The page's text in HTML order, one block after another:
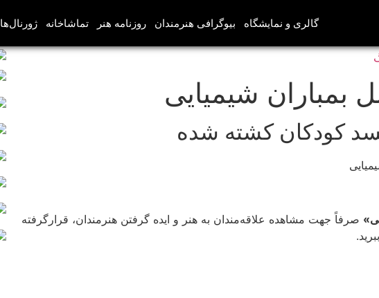
گالری و نمایشگاه بیوگرافی هنرمندان روزنامه هنر تماشاخانه ژورنال‌ها
بمباران شیمیایی
کودکان کشته شده
صرفاً جهت مشاهده علاقه‌مندان به هنر و ایده گرفتن هنرمندان، قرارگرفته